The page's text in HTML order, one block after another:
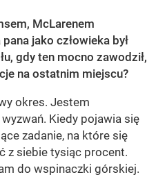
McLarenem
jako człowieka był
gdy ten mocno zawodził,
na ostatnim miejscu?
okres. Jestem
Kiedy pojawia się
zadanie, na które się
z siebie tysiąc procent.
do wspinaczki górskiej.